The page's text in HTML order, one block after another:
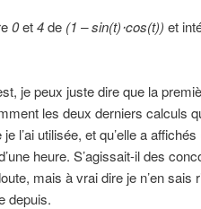
0et4de (1 – sin(t)⋅cos(t)) et
je peux juste dire que la
les deux derniers calculs
l’ai utilisée, et qu’elle a affichés
heure. S’agissait-il des
mais à vrai dire je n’en sais
depuis.